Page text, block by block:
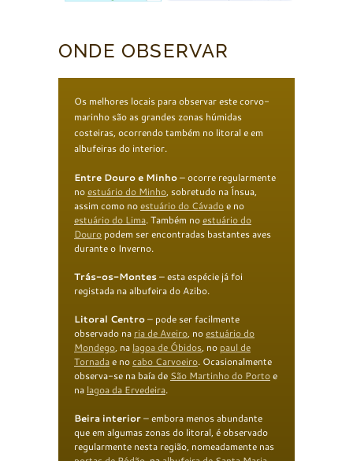
ONDE OBSERVAR
Os melhores locais para observar este corvo-
marinho são as grandes zonas húmidas
costeiras, ocorrendo também no litoral e em
albufeiras do interior.
Entre Douro e Minho– ocorre regularmente
noestuário do Minho, sobretudo na Ínsua,
assim como noestuário do Cávadoe no
estuário do Lima. Também noestuário do
Douro podem ser encontradas bastantes aves
durante o Inverno.
Trás-os-Montes– esta espécie já foi
registada na albufeira do Azibo.
Litoral Centro– pode ser facilmente
observado na ria de Aveiro, noestuário do
Mondego, na lagoa de Óbidos, no paul de
Tornadae nocabo Carvoeiro. Ocasionalmente
observa-se na baía de São Martinho do Portoe
na lagoa da Ervedeira.
Beira interior– embora menos abundante
que em algumas zonas do litoral, é observado
regularmente nesta região, nomeadamente nas